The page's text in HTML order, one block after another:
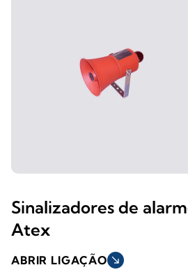
Sinalizadores de
Atex
ABRIR LIGAÇÃO south_east